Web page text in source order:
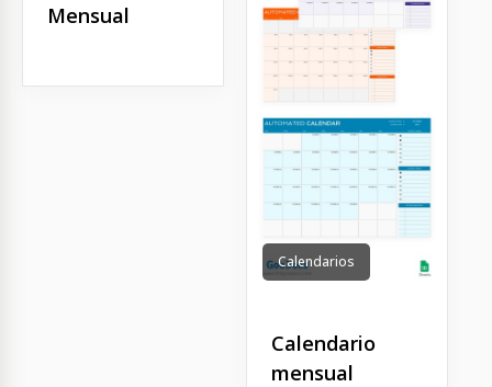
Mensual
Calendarios
Calendario
mensual